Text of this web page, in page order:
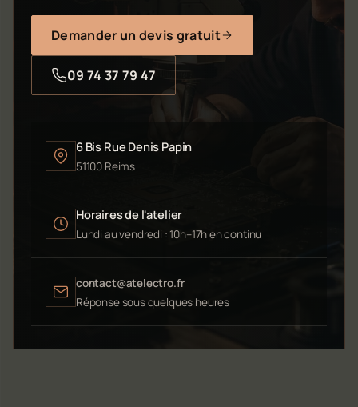
Demander un devis gratuit
09 74 37 79 47
6 Bis Rue Denis Papin
51100 Reims
Horaires de l'atelier
Lundi au vendredi : 10h–17h en continu
contact@atelectro.fr
Réponse sous quelques heures